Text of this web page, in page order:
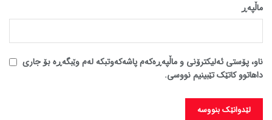
ماڵپه‌ڕ
ناو، پۆستی ئەلیکترۆنی و ماڵپەڕەکەم پاشەکەوتبکە لەم وێبگەڕە بۆ جاری
داهاتوو کاتێک تێبینیم نووسی.